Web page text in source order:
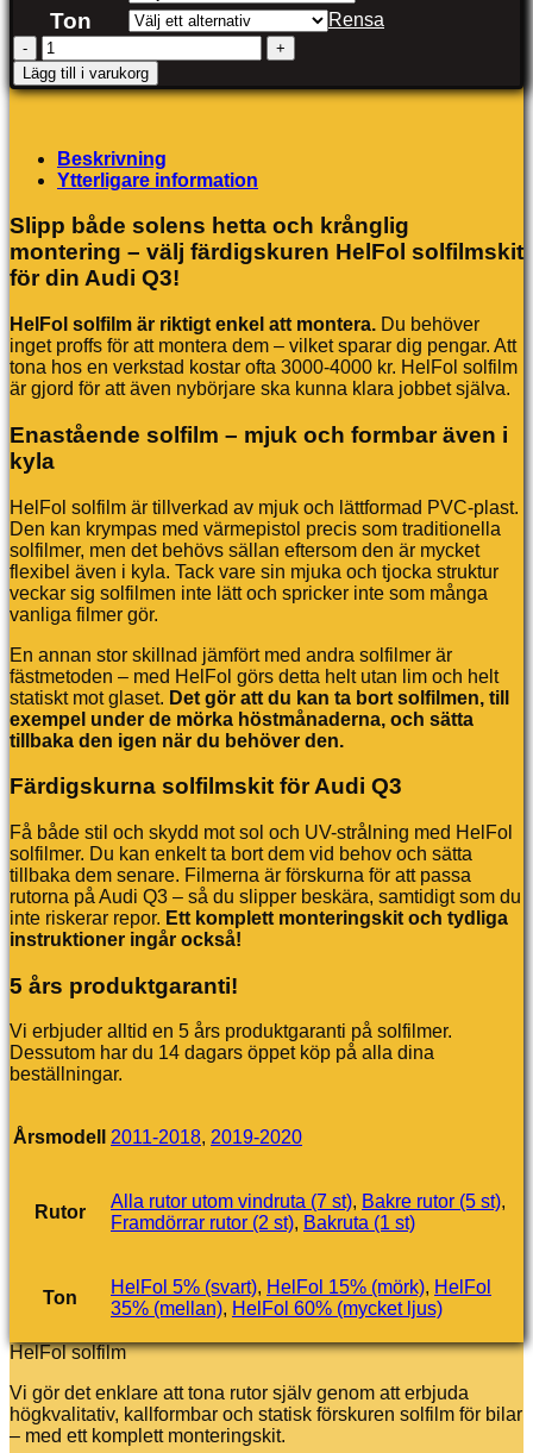
Ton
Rensa
Audi
Q3
mängd
Lägg till i varukorg
Beskrivning
Ytterligare information
Slipp både solens hetta och krånglig
montering – välj färdigskuren HelFol solfilmskit
för din Audi Q3!
HelFol solfilm är riktigt enkel att montera. Du behöver
inget proffs för att montera dem – vilket sparar dig pengar. Att
tona hos en verkstad kostar ofta 3000-4000 kr. HelFol solfilm
är gjord för att även nybörjare ska kunna klara jobbet själva.
Enastående solfilm – mjuk och formbar även i
kyla
HelFol solfilm är tillverkad av mjuk och lättformad PVC-plast.
Den kan krympas med värmepistol precis som traditionella
solfilmer, men det behövs sällan eftersom den är mycket
flexibel även i kyla. Tack vare sin mjuka och tjocka struktur
veckar sig solfilmen inte lätt och spricker inte som många
vanliga filmer gör.
En annan stor skillnad jämfört med andra solfilmer är
fästmetoden – med HelFol görs detta helt utan lim och helt
statiskt mot glaset. Det gör att du kan ta bort solfilmen, till
exempel under de mörka höstmånaderna, och sätta
tillbaka den igen när du behöver den.
Färdigskurna solfilmskit för Audi Q3
Få både stil och skydd mot sol och UV-strålning med HelFol
solfilmer. Du kan enkelt ta bort dem vid behov och sätta
tillbaka dem senare. Filmerna är förskurna för att passa
rutorna på Audi Q3 – så du slipper beskära, samtidigt som du
inte riskerar repor. Ett komplett monteringskit och tydliga
instruktioner ingår också!
5 års produktgaranti!
Vi erbjuder alltid en 5 års produktgaranti på solfilmer.
Dessutom har du 14 dagars öppet köp på alla dina
beställningar.
Årsmodell 2011-2018, 2019-2020
Rutor
Alla rutor utom vindruta (7 st), Bakre rutor (5 st),
Framdörrar rutor (2 st), Bakruta (1 st)
Ton
HelFol 5% (svart), HelFol 15% (mörk), HelFol
35% (mellan), HelFol 60% (mycket ljus)
HelFol solfilm
Vi gör det enklare att tona rutor själv genom att erbjuda
högkvalitativ, kallformbar och statisk förskuren solfilm för bilar
– med ett komplett monteringskit.